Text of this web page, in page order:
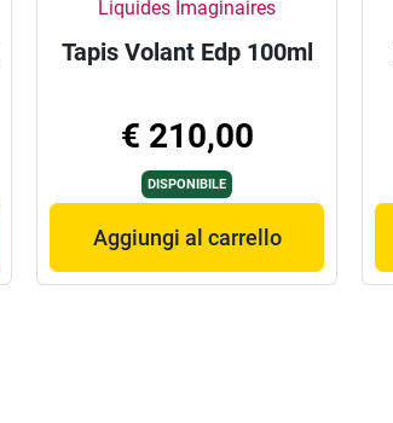
Liquides Imaginaires
Tapis Volant Edp 100ml
€ 210,00
DISPONIBILE
Aggiungi al carrello